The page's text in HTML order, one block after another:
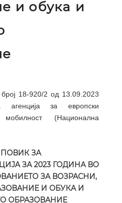
и обука и
18-920/2 од 13.09.2023
агенција за европски
мобилност (Национална
ПОВИК ЗА
ЗА 2023 ГОДИНА ВО
ЗА ВОЗРАСНИ,
И ОБУКА И
ОБРАЗОВАНИЕ